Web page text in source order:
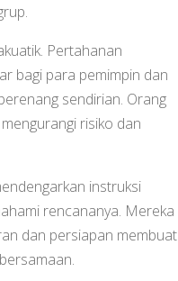
Pertahanan
bagi para pemimpin dan
sendirian. Orang
risiko dan
instruksi
rencananya. Mereka
dan persiapan membuat